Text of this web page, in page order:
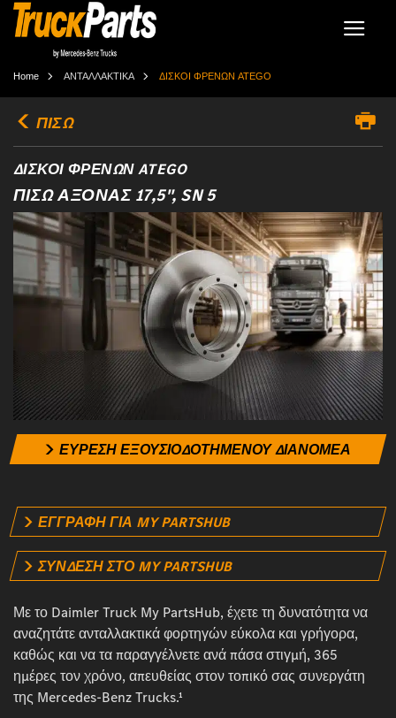
Home ΑΝΤΑΛΛΑΚΤΙΚΑ ΔΙΣΚΟΙ ΦΡΕΝΩΝ ATEGO
ΠΙΣΩ
ΔΙΣΚΟΙ ΦΡΕΝΩΝ ATEGO
ΠΙΣΩ ΑΞΟΝΑΣ 17,5", SN 5
ΕΥΡΕΣΗ ΕΞΟΥΣΙΟΔΟΤΗΜΕΝΟΥ ΔΙΑΝΟΜΕΑ
ΕΓΓΡΑΦΗ ΓΙΑ MY PARTSHUB
ΣΎΝΔΕΣΗ ΣΤΟ MY PARTSHUB
Με το Daimler Truck My PartsHub, έχετε τη δυνατότητα να
αναζητάτε ανταλλακτικά φορτηγών εύκολα και γρήγορα,
καθώς και να τα παραγγέλνετε ανά πάσα στιγμή, 365
ημέρες τον χρόνο, απευθείας στον τοπικό σας συνεργάτη
της Mercedes-Benz Trucks.¹